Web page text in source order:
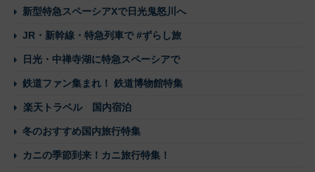
新型特急スペーシアXで日光鬼怒川へ
JR・新幹線・特急列車で #ずらし旅
日光・中禅寺湖に特急スペーシアで
鉄道ファン集まれ！ 鉄道博物館特集
楽天トラベル 国内宿泊
冬のおすすめ国内旅行特集
カニの季節到来！カニ旅行特集！